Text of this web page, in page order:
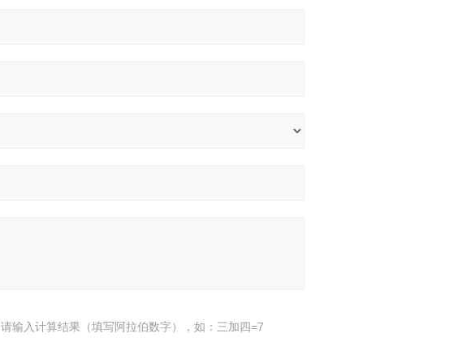
请输入计算结果（填写阿拉伯数字），如：三加四=7